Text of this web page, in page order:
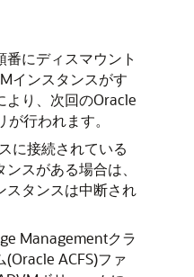
にディスマウント
インスタンスがす
より、次回のOracle
行われます。
に接続されている
スがある場合は、
スタンスは中断され
Managementクラ
ACFS)ファ